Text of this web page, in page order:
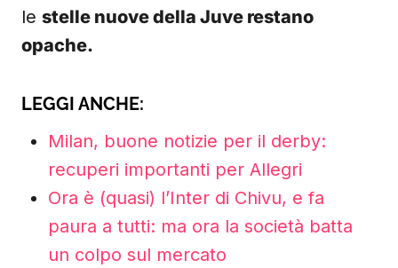
le stelle nuove della Juve restano
opache.
LEGGI ANCHE:
Milan, buone notizie per il derby:
recuperi importanti per Allegri
Ora è (quasi) l’Inter di Chivu, e fa
paura a tutti: ma ora la società batta
un colpo sul mercato